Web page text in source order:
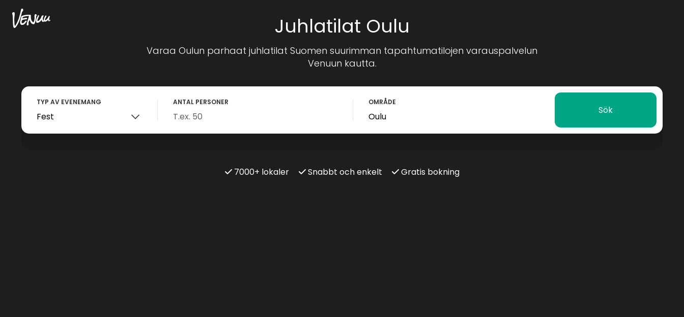
Juhlatilat Oulu
Varaa Oulun parhaat juhlatilat Suomen suurimman tapahtumatilojen varauspalvelun
Venuun kautta.
TYP AV EVENEMANG ANTAL PERSONER OMRÅDE
Sök
7000+ lokaler Snabbt och enkelt Gratis bokning